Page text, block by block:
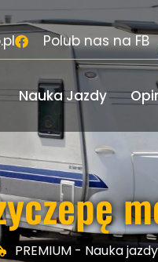
Polub nas na FB
Nauka Jazdy
PREMIUM - Nauka